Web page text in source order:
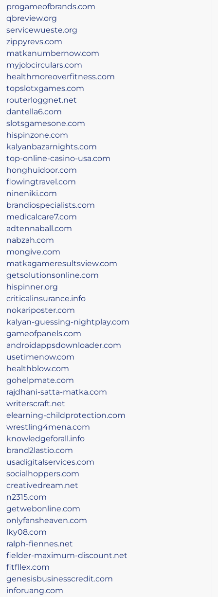
progameofbrands.com
qbreview.org
servicewueste.org
zippyrevs.com
matkanumbernow.com
myjobcirculars.com
healthmoreoverfitness.com
topslotxgames.com
routerloggnet.net
dantella6.com
slotsgamesone.com
hispinzone.com
kalyanbazarnights.com
top-online-casino-usa.com
honghuidoor.com
flowingtravel.com
nineniki.com
brandiospecialists.com
medicalcare7.com
adtennaball.com
nabzah.com
mongive.com
matkagameresultsview.com
getsolutionsonline.com
hispinner.org
criticalinsurance.info
nokariposter.com
kalyan-guessing-nightplay.com
gameofpanels.com
androidappsdownloader.com
usetimenow.com
healthblow.com
gohelpmate.com
rajdhani-satta-matka.com
writerscraft.net
elearning-childprotection.com
wrestling4mena.com
knowledgeforall.info
brand2lastio.com
usadigitalservices.com
socialhoppers.com
creativedream.net
n2315.com
getwebonline.com
onlyfansheaven.com
lky08.com
ralph-fiennes.net
fielder-maximum-discount.net
fitfllex.com
genesisbusinesscredit.com
inforuang.com